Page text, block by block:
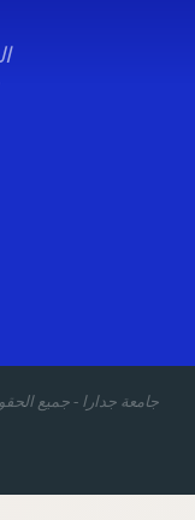
© 2024 .جامعة جدارا - جميع